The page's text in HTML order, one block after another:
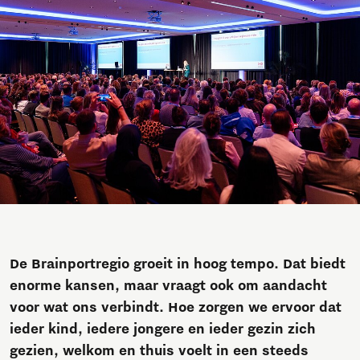
De Brainportregio groeit in hoog tempo. Dat biedt
enorme kansen, maar vraagt ook om aandacht
voor wat ons verbindt. Hoe zorgen we ervoor dat
ieder kind, iedere jongere en ieder gezin zich
gezien, welkom en thuis voelt in een steeds